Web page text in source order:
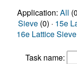
Application: All
Sieve (0) · 15e
16e Lattice
Task name: